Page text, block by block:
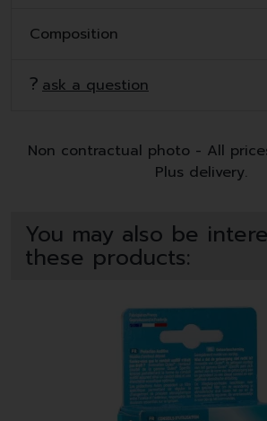
Composition
ask a question
Non contractual photo - All
Plus delivery.
You may also be
these products: